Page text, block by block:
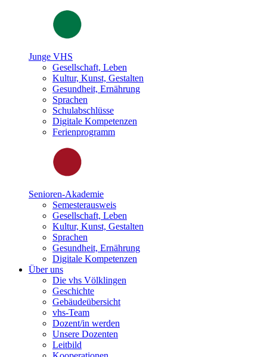
Junge VHS
Gesellschaft, Leben
Kultur, Kunst, Gestalten
Gesundheit, Ernährung
Sprachen
Schulabschlüsse
Digitale Kompetenzen
Ferienprogramm
Senioren-Akademie
Semesterausweis
Gesellschaft, Leben
Kultur, Kunst, Gestalten
Sprachen
Gesundheit, Ernährung
Digitale Kompetenzen
Über uns
Die vhs Völklingen
Geschichte
Gebäudeübersicht
vhs-Team
Dozent/in werden
Unsere Dozenten
Leitbild